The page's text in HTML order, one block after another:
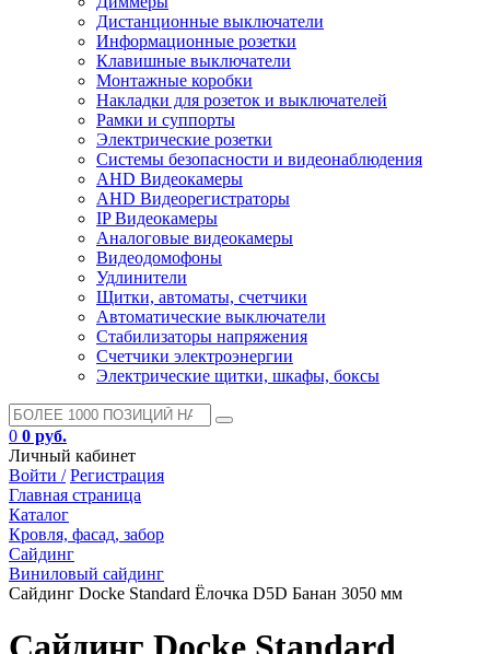
Дистанционные выключатели
Информационные розетки
Клавишные выключатели
Монтажные коробки
Накладки для розеток и выключателей
Рамки и суппорты
Электрические розетки
Системы безопасности и видеонаблюдения
AHD Видеокамеры
AHD Видеорегистраторы
IP Видеокамеры
Аналоговые видеокамеры
Видеодомофоны
Удлинители
Щитки, автоматы, счетчики
Автоматические выключатели
Стабилизаторы напряжения
Счетчики электроэнергии
Электрические щитки, шкафы, боксы
0 0 руб.
Личный кабинет
Войти / Регистрация
Главная страница
Каталог
Кровля, фасад, забор
Сайдинг
Виниловый сайдинг
Сайдинг Docke Standard Ёлочка D5D Банан 3050 мм